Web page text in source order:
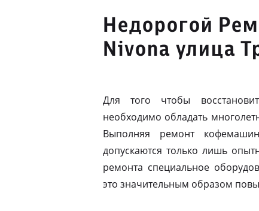
Недорогой
Nivona улица
Для того чтобы
необходимо обладать
Выполняя ремонт
допускаются только лишь
ремонта специальное
это значительным образом